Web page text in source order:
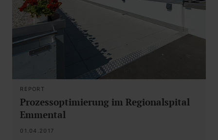
REPORT
Prozessoptimierung im Regionalspital
Emmental
01.04.2017